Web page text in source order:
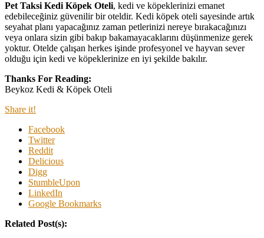
Pet Taksi Kedi Köpek Oteli, kedi ve köpeklerinizi emanet
edebileceğiniz güvenilir bir oteldir. Kedi köpek oteli sayesinde artık
seyahat planı yapacağınız zaman petlerinizi nereye bırakacağınızı
veya onlara sizin gibi bakıp bakamayacaklarını düşünmenize gerek
yoktur. Otelde çalışan herkes işinde profesyonel ve hayvan sever
olduğu için kedi ve köpeklerinize en iyi şekilde bakılır.
Thanks For Reading:
Beykoz Kedi & Köpek Oteli
Share it!
Facebook
Twitter
Reddit
Delicious
Digg
StumbleUpon
LinkedIn
Google Bookmarks
Related Post(s):